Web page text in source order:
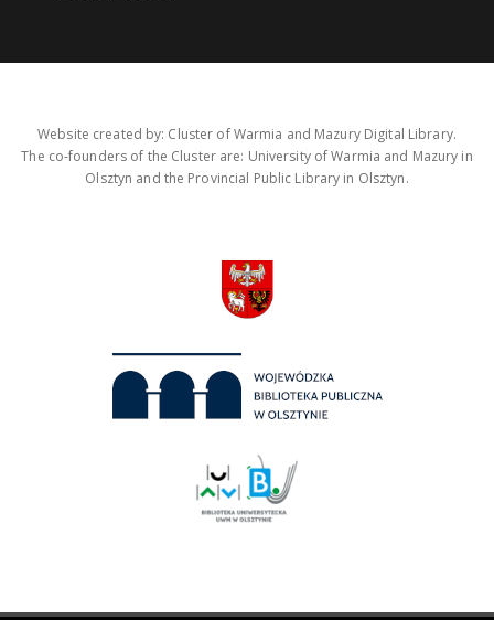
Website created by: Cluster of Warmia and Mazury Digital Library.
The co-founders of the Cluster are: University of Warmia and Mazury in
Olsztyn and the Provincial Public Library in Olsztyn.